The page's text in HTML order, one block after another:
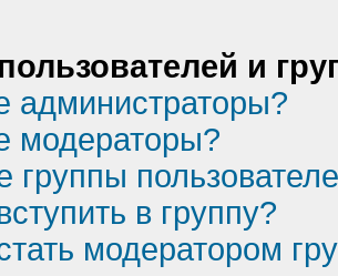
и
администраторы?
модераторы?
группы
в группу?
модератором